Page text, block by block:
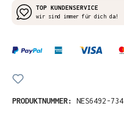
TOP KUNDENSERVICE
wir sind immer für dich da!
PRODUKTNUMMER: NES6492-734